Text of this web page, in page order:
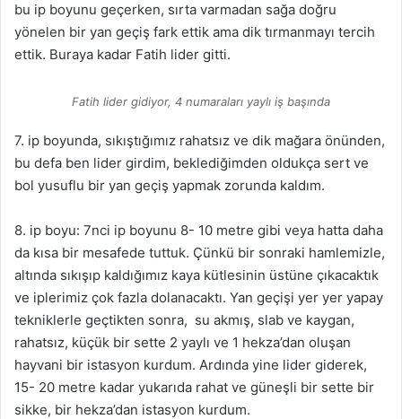
bu ip boyunu geçerken, sırta varmadan sağa doğru
yönelen bir yan geçiş fark ettik ama dik tırmanmayı tercih
ettik. Buraya kadar Fatih lider gitti.
Fatih lider gidiyor, 4 numaraları yaylı iş başında
7. ip boyunda, sıkıştığımız rahatsız ve dik mağara önünden,
bu defa ben lider girdim, beklediğimden oldukça sert ve
bol yusuflu bir yan geçiş yapmak zorunda kaldım.
8. ip boyu: 7nci ip boyunu 8- 10 metre gibi veya hatta daha
da kısa bir mesafede tuttuk. Çünkü bir sonraki hamlemizle,
altında sıkışıp kaldığımız kaya kütlesinin üstüne çıkacaktık
ve iplerimiz çok fazla dolanacaktı. Yan geçişi yer yer yapay
tekniklerle geçtikten sonra, su akmış, slab ve kaygan,
rahatsız, küçük bir sette 2 yaylı ve 1 hekza’dan oluşan
hayvani bir istasyon kurdum. Ardında yine lider giderek,
15- 20 metre kadar yukarıda rahat ve güneşli bir sette bir
sikke, bir hekza’dan istasyon kurdum.